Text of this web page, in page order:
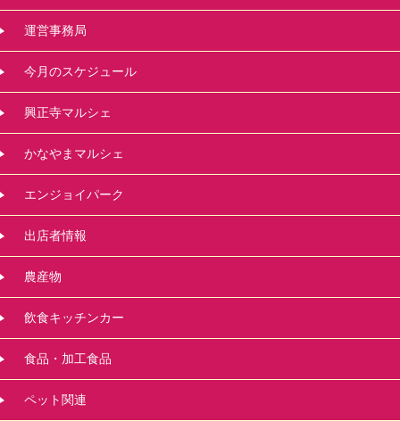
運営事務局
今月のスケジュール
興正寺マルシェ
かなやまマルシェ
エンジョイパーク
出店者情報
農産物
飲食キッチンカー
食品・加工食品
ペット関連